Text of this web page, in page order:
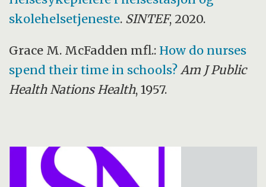
skolehelsetjeneste. SINTEF, 2020.
Grace M. McFadden mfl.: How do nurses
spend their time in schools? Am J Public
Health Nations Health, 1957.